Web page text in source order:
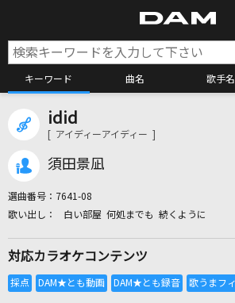
キーワード 曲名 歌手名
全国りれき
idid
[ アイディーアイディー ]
須田景凪
選曲番号： 7641-08
白い部屋 何処までも 続くように
対応カラオケコンテンツ